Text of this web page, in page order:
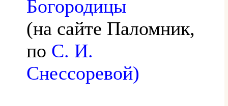
Богородицы
(на сайте Паломник,
по С. И.
Снессоревой)